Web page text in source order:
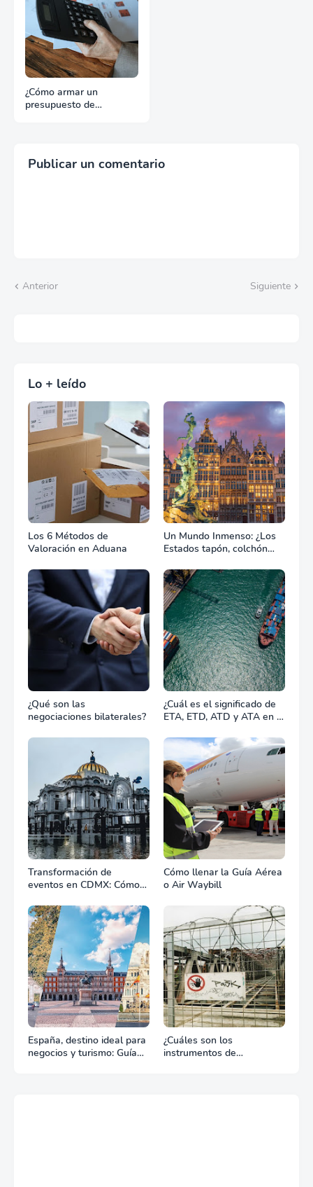
¿Cómo armar un
presupuesto de
Publicar un comentario
Anterior Siguiente
Lo + leído
Los 6 Métodos de
Valoración en Aduana
Un Mundo Inmenso: ¿Los
Estados tapón, colchón
combate?
¿Qué son las
negociaciones bilaterales?
¿Cuál es el significado de
ETA, ETD, ATD y ATA en el
Transformación de
eventos en CDMX: Cómo
equipos define el éxito de
tu celebración
Cómo llenar la Guía Aérea
o Air Waybill
España, destino ideal para
negocios y turismo: Guía
¿Cuáles son los
instrumentos de